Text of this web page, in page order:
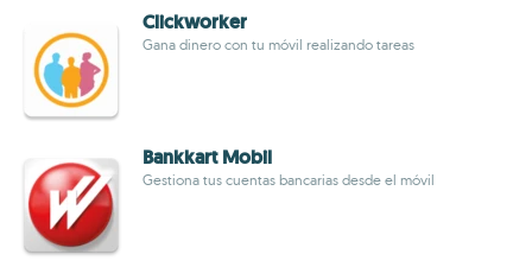
Clickworker
Gana dinero con tu móvil realizando tareas
Bankkart Mobil
Gestiona tus cuentas bancarias desde el móvil